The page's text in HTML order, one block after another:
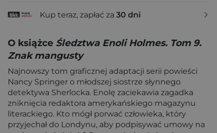
Kup teraz, zapłać za 30 dni
O książce Śledztwa Enoli Holmes. Tom 9.
Znak mangusty
Najnowszy tom graficznej adaptacji serii powieści
Nancy Springer o młodszej siostrze słynnego
detektywa Sherlocka. Enolę zaciekawia zagadka
zniknięcia redaktora amerykańskiego magazynu
literackiego. Kto mógł porwać człowieka, który
przyjechał do Londynu, aby podpisywać umowy na